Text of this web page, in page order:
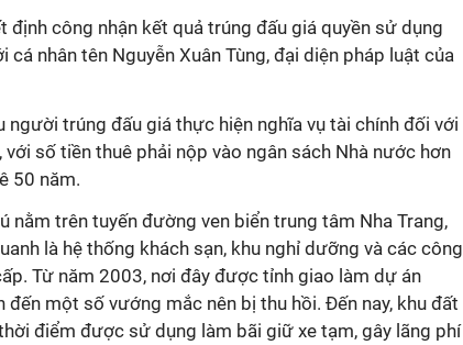
định công nhận kết quả trúng đấu giá quyền sử dụng
nhân tên Nguyễn Xuân Tùng, đại diện pháp luật của
người trúng đấu giá thực hiện nghĩa vụ tài chính đối với
với số tiền thuê phải nộp vào ngân sách Nhà nước hơn
50 năm.
nằm trên tuyến đường ven biển trung tâm Nha Trang,
là hệ thống khách sạn, khu nghỉ dưỡng và các công
Từ năm 2003, nơi đây được tỉnh giao làm dự án
đến một số vướng mắc nên bị thu hồi. Đến nay, khu đất
điểm được sử dụng làm bãi giữ xe tạm, gây lãng phí